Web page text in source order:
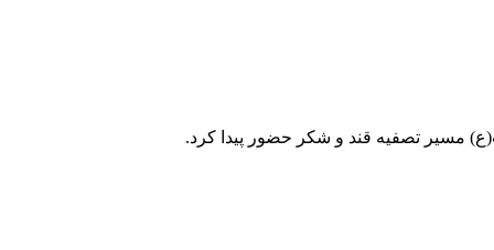
مسیر تصفیه قند و شکر حضور پیدا کرد.